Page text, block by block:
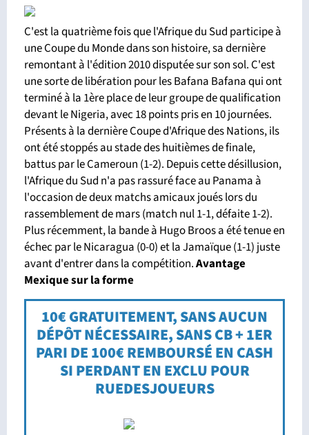
C'est la quatrième fois que l'Afrique du Sud participe à
une Coupe du Monde dans son histoire, sa dernière
remontant à l'édition 2010 disputée sur son sol. C'est
une sorte de libération pour les Bafana Bafana qui ont
terminé à la 1ère place de leur groupe de qualification
devant le Nigeria, avec 18 points pris en 10 journées.
Présents à la dernière Coupe d'Afrique des Nations, ils
ont été stoppés au stade des huitièmes de finale,
battus par le Cameroun (1-2). Depuis cette désillusion,
l'Afrique du Sud n'a pas rassuré face au Panama à
l'occasion de deux matchs amicaux joués lors du
rassemblement de mars (match nul 1-1, défaite 1-2).
Plus récemment, la bande à Hugo Broos a été tenue en
échec par le Nicaragua (0-0) et la Jamaïque (1-1) juste
avant d'entrer dans la compétition.Avantage
Mexique sur la forme
10€ GRATUITEMENT, SANS AUCUN
DÉPÔT NÉCESSAIRE, SANS CB + 1ER
PARI DE 100€ REMBOURSÉ EN CASH
SI PERDANT EN EXCLU POUR
RUEDESJOUEURS